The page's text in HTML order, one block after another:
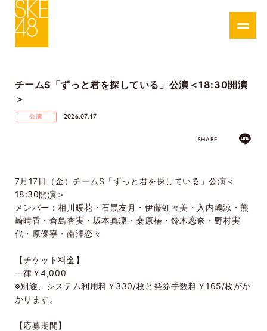
チームS「ずっと君を探している」公演＜18:30開演
＞
公演 2026.07.17
SHARE
7月 17日（金）チームS 「ずっと君を探している」公演＜
18:30開演＞
メンバー：相川暖花・石黒友月・伊藤虹々美・入内嶋涼・熊
崎晴香・倉島杏実・坂本真凛・桒原椿・鈴木恋奈・野村実
代・原優寧・南澤恋々
【チケット料金】
一律￥4,000
※別途、システム利用料￥ 330/枚と発券手数料￥165/枚がか
かります。
【応募期間】